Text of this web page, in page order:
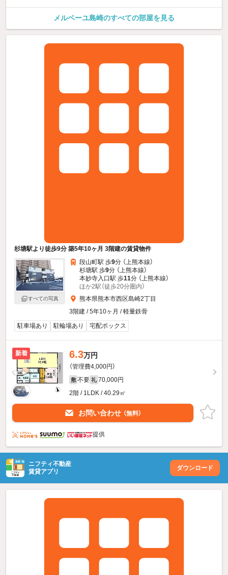
メルベーユ島崎のすべての部屋を見る
杉塘駅より徒歩9分 築5年10ヶ月 3階建の賃貸物件
すべての写真
段山町駅 歩9分 （上熊本線）
杉塘駅 歩9分 （上熊本線）
本妙寺入口駅 歩11分 （上熊本線）
ほか2駅（徒歩20分圏内）
熊本県熊本市西区島崎2丁目
3階建 / 5年10ヶ月 / 軽量鉄骨
駐車場あり
駐輪場あり 宅配ボックス
新着 6.3万円
（管理費4,000円）
敷 不要 礼 70,000円
2階 / 1LDK / 40.29㎡
お問い合わせ （無料）
提供
ニフティ不動産
賃貸アプリ
ダウンロード